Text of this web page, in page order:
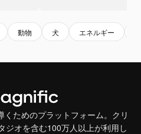
動物 犬 エネルギー
ためのプラットフォーム。クリ
ジオを含む100万人以上が利用し